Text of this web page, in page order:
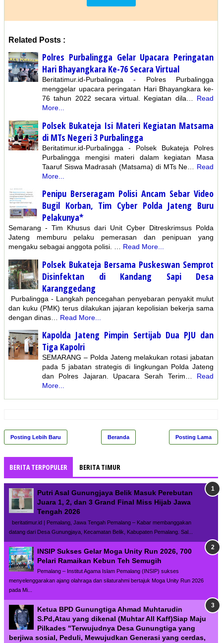
Related Posts :
Polres Purbalingga Gelar Upacara Peringatan
Hari Bhayangkara Ke-76 Secara Virtual
Beritatimur.id-Purbalingga - Polres Purbalingga
menggelar upacara peringatan Hari Bhayangkara ke-
76 tahun 2022 secara virtual. Kegiatan dila… Read
More...
Polsek Bukateja Isi Materi Kegiatan Matsama
di MTs Negeri 3 Purbalingga
Beritatimur.id-Purbalingga - Polsek Bukateja Polres
Purbalingga mengisi materi dalam kegiatan Masa
Taaruf Siswa Madrasah (Matsama) di MTs Ne…
Read
More...
Penipu Berseragam Polisi Ancam Sebar Video
Bugil Korban, Tim Cyber Polda Jateng Buru
Pelakunya*
Semarang - Tim Khusus dari Unit Cyber Ditreskrimsus Polda
Jateng memburu pelaku pemerasan dan penipuan yang
mengaku sebagai anggota polisi. … Read More...
Polsek Bukateja Bersama Puskeswan Semprot
Disinfektan di Kandang Sapi Desa
Karanggedang
Purbalingga - Langkah pencegahan penyebaran penyakit mulut
dan kuku (PMK) terus dilakukan jajaran kepolisian bekerja sama
dengan dinas…
Read More...
Kapolda Jateng Pimpin Sertijab Dua PJU dan
Tiga Kapolri
SEMARANG – Polda Jateng melakukan rotasi jabatan
pada 5 jabatan strategis di lingkungan Polda Jateng
dan Polres Jajaran. Upacara Serah Terim…
Read
More...
Posting Lebih Baru Posting Lama
Beranda
BERITA TERPOPULER BERITA TIMUR
Putri Asal Gunungjaya Belik Masuk Perebutan
Juara 1, 2, dan 3 Grand Final Miss Hijab Jawa
Tengah 2026
beritatimur.id | Pemalang, Jawa Tengah Pemalang – Kabar membanggakan
datang dari Desa Gunungjaya, Kecamatan Belik, Kabupaten Pemalang. Sal...
INSIP Sukses Gelar Moga Unity Run 2026, 700
Pelari Ramaikan Kebun Teh Semugih
Pemalang – Institut Agama Islam Pemalang (INSIP) sukses
menyelenggarakan ajang olahraga dan silaturahmi bertajuk Moga Unity Run 2026
pada Mi...
Ketua BPD Gunungtiga Ahmad Muhtarudin
S.Pd,Atau yang dikenal (Muhtar All Kaff)Siap Maju
Pilkades "Terwujudnya Desa Gunungtiga yang
berjiwa sosial, Peduli, Mewujudkan Generasi yang cerdas,